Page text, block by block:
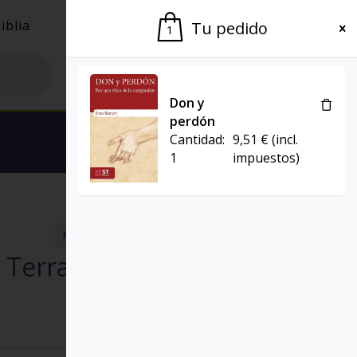
El Grupo Agenda
Ver carrito
REVISTA SAL TERRAE
1 Tu pedido
Don y
perdón
Cantidad:
1
9,51 € (incl.
impuestos)